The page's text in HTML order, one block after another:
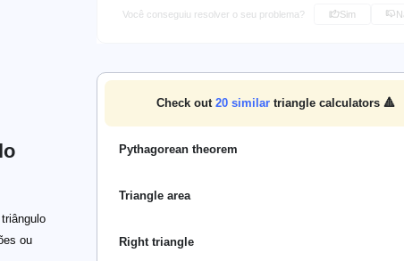
Você conseguiu resolver o seu problema? Sim
Check out 20similar triangle calculators 🔺
Pythagorean theorem
Triangle area
Right triangle
ou